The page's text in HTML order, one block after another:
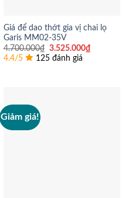
Giá để dao thớt gia vị chai lọ
Garis MM02-35V
4.700.000₫ Giá
gốc
là:
3.525.000₫Giá
hiện
4.4/5 125 đánh giá
Giảm giá!